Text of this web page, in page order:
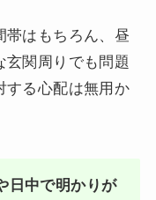
帯はもちろん、昼
玄関周りでも問題
する心配は無用か
日中で明かりが